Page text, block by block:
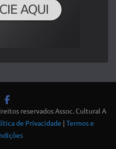
reservados Assoc. Cultural A
de Privacidade | Termos e